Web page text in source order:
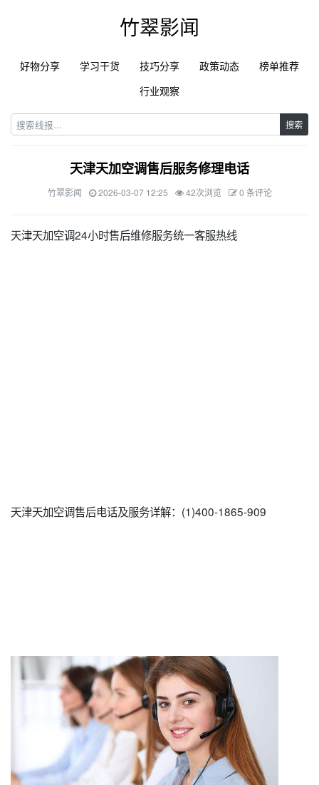
竹翠影闻
好物分享 学习干货 技巧分享 政策动态
榜单推荐
行业观察
搜索
天津天加空调售后服务修理电话
竹翠影闻 2026-03-07 12:25 42次浏览 0 条评论
天津天加空调24小时售后维修服务统一客服热线
天津天加空调售后电话及服务详解：(1)400-1865-909